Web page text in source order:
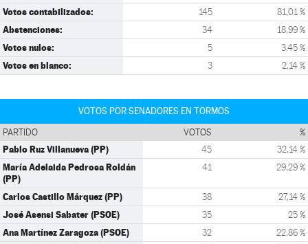
Votos contabilizados: 145 81,01 %
Abstenciones: 34 18,99 %
Votos nulos: 5 3,45 %
Votos en blanco: 3 2,14 %
VOTOS POR SENADORES EN TORMOS
PARTIDO VOTOS %
Pablo Ruz Villanueva (PP) 45 32,14 %
María Adelaida Pedrosa Roldán
(PP)
41 29,29 %
Carlos Castillo Márquez (PP) 38 27,14 %
José Asensi Sabater (PSOE) 35 25 %
Ana Martínez Zaragoza (PSOE) 32 22,86 %